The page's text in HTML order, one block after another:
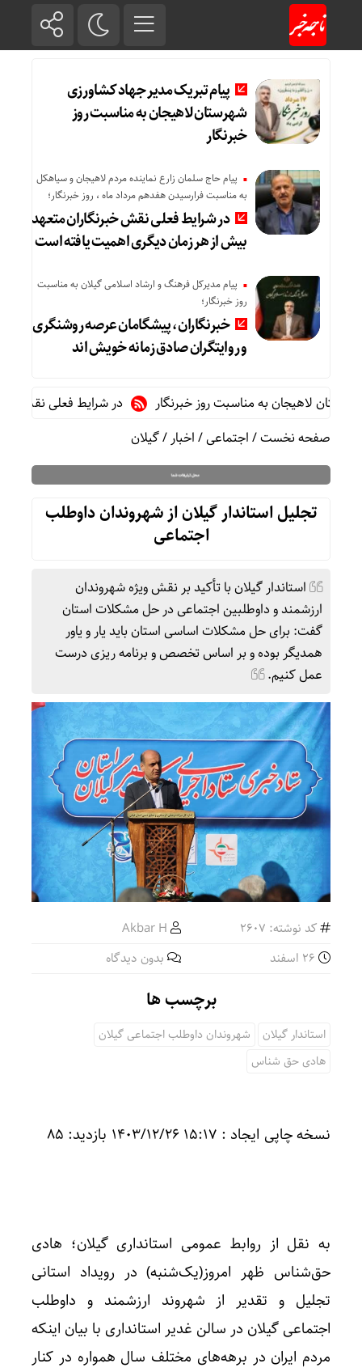
پیام تبریک مدیر جهاد کشاورزی
شهرستان لاهیجان به مناسبت روز
خبرنگار
پیام حاج سلمان زارع نماینده مردم لاهیجان و سیاهکل
به مناسبت فرارسیدن هفدهم مرداد ماه ، روز خبرنگار؛
در شرایط فعلی نقش خبرنگاران متعهد
بیش از هر زمان دیگری اهمیت یافته است
پیام مدیرکل فرهنگ و ارشاد اسلامی گیلان به مناسبت
روز خبرنگار؛
خبرنگاران، پیشگامان عرصه روشنگری
و روایتگران صادق زمانه خویش‌ اند
لاهیجان به مناسبت روز خبرنگار
در شرایط فعلی نقش
صفحه نخست/اجتماعی/اخبار/گیلان
تجلیل استاندار گیلان از شهروندان داوطلب
اجتماعی
استاندار گیلان با تأکید بر نقش ویژه شهروندان
ارزشمند و داوطلبین اجتماعی در حل مشکلات استان
گفت: برای حل مشکلات اساسی استان باید یار و یاور
همدیگر بوده و بر اساس تخصص و برنامه ریزی درست
عمل کنیم.
کد نوشته: 2607
Akbar H
بدون دیدگاه
برچسب ها
استاندار گیلان
شهروندان داوطلب اجتماعی گیلان
هادی حق شناس
نسخه چاپی ایجاد : ‎۱۴۰۳/۱۲/۲۶ ۱۵:۱۷ بازدید: ۸۵
به نقل از روابط عمومی استانداری گیلان؛ هادی
حق‌شناس ظهر امروز(یک‌شنبه) در رویداد استانی
تجلیل و تقدیر از شهروند ارزشمند و داوطلب
اجتماعی گیلان در سالن غدیر استانداری با بیان اینکه
مردم ایران در برهه‌های مختلف سال همواره در کنار